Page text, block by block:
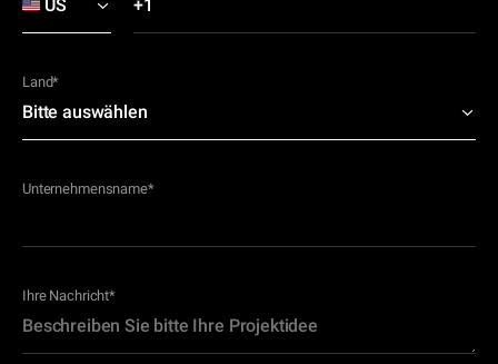
Land*
Unternehmensname*
Ihre Nachricht*